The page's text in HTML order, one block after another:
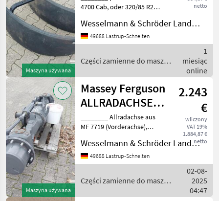
AKTUALNA
ŚCIEŻKA
technika
rolnicza
Czesci
Zamienne
Do Maszyn
Rolniczych
Ciagnikow
Massey
Ferguson
WYBIERZ
KATEGORIĘ
Massey Ferguson
Mercedes
Steyr
Zresetuj
Pokaż 3
wyników
Maszyna używana
CM
netto
4700 Cab, oder 320/85 R20
rolniczych Części do
ciągników
Wesselmann & Schröder Landmaschinen Lastrup-Schnelten
49688 Lastrup-Schnelten
Części zamienne do maszyn
Ferguson
1
miesiąc
online
Maszyna używana
Massey Ferguson
ALLRADACHSE
ZUM MF 7000
DYNA VT/DYNA-6
2.243
€
wliczony
VAT 19%
1.884,87 €
netto
________ Allradachse aus
MF 7719 (Vorderachse),
Differenzial: 4D, AXLE-Nr.:
43184592, Übersetzung:
13.827:1 Części zamienne
Wesselmann & Schröder Landmaschinen Lastrup-Schnelten
49688 Lastrup-Schnelten
Części zamienne do maszyn
02-08-
2025
04:47